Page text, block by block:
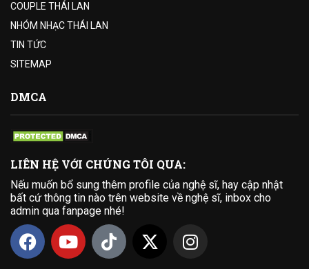
COUPLE THÁI LAN
NHÓM NHẠC THÁI LAN
TIN TỨC
SITEMAP
DMCA
LIÊN HỆ VỚI CHÚNG TÔI QUA:
Nếu muốn bổ sung thêm profile của nghệ sĩ, hay cập nhật
bất cứ thông tin nào trên website về nghệ sĩ, inbox cho
admin qua fanpage nhé!